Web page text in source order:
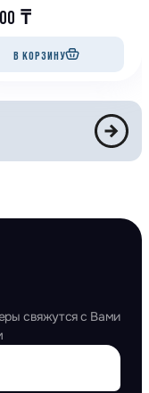
₸
В КОРЗИНУ
свяжутся с Вами